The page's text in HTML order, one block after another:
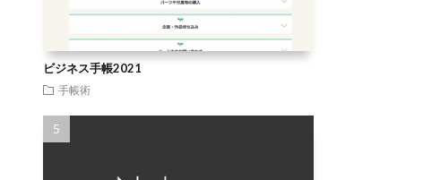
ビジネス手帳2021
手帳術